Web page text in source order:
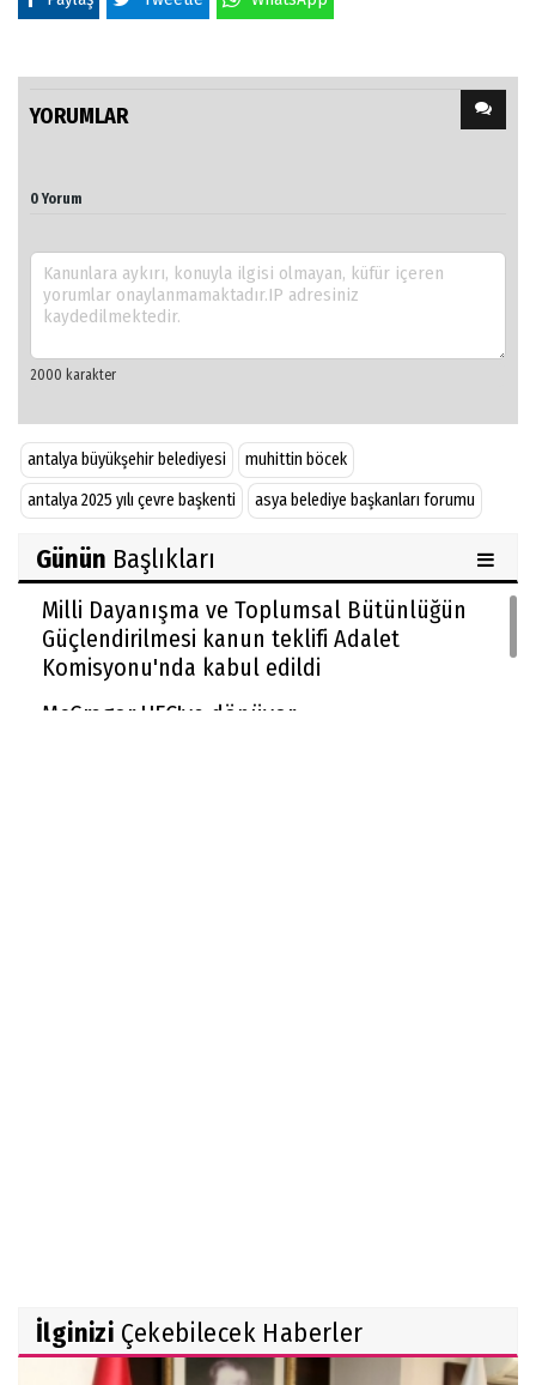
YORUMLAR
0 Yorum
antalya büyükşehir belediyesi
muhittin böcek
antalya 2025 yılı çevre başkenti
asya belediye başkanları forumu
Günün Başlıkları
Milli Dayanışma ve Toplumsal Bütünlüğün
Güçlendirilmesi kanun teklifi Adalet
Komisyonu'nda kabul edildi
McGregor UFC'ye dönüyor
İlginizi Çekebilecek Haberler